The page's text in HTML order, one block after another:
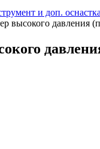
и доп. оснастка
высокого давления